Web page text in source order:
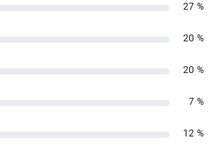
27 %
20 %
20 %
7 %
12 %